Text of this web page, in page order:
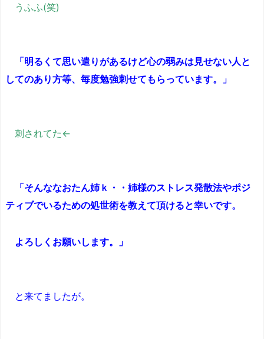
うふふ(笑)
「明るくて思い遣りがあるけど心の弱みは見せない人と
してのあり方等、毎度勉強刺せてもらっています。」
刺されてた←
「そんななおたん姉ｋ・・姉様のストレス発散法やポジ
ティブでいるための処世術を教えて頂けると幸いです。
よろしくお願いします。」
と来てましたが。